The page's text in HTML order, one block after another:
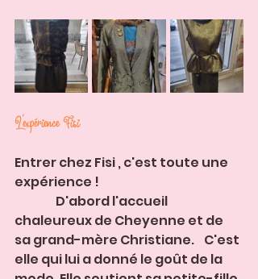
L'expérience Fisi
Entrer chez Fisi , c'est toute une
expérience !
                 D'abord l'accueil
chaleureux de Cheyenne et de
sa grand-mère Christiane.    C'est
elle qui lui a donné le goût de la